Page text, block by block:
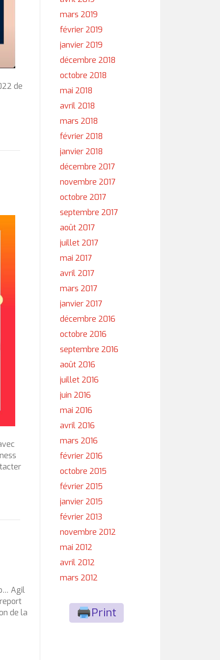
de
Agil
de la
mars 2019
février 2019
janvier 2019
décembre 2018
octobre 2018
mai 2018
avril 2018
mars 2018
février 2018
janvier 2018
décembre 2017
novembre 2017
octobre 2017
septembre 2017
août 2017
juillet 2017
mai 2017
avril 2017
mars 2017
janvier 2017
décembre 2016
octobre 2016
septembre 2016
août 2016
juillet 2016
juin 2016
mai 2016
avril 2016
mars 2016
février 2016
octobre 2015
février 2015
janvier 2015
février 2013
novembre 2012
mai 2012
avril 2012
mars 2012
Print